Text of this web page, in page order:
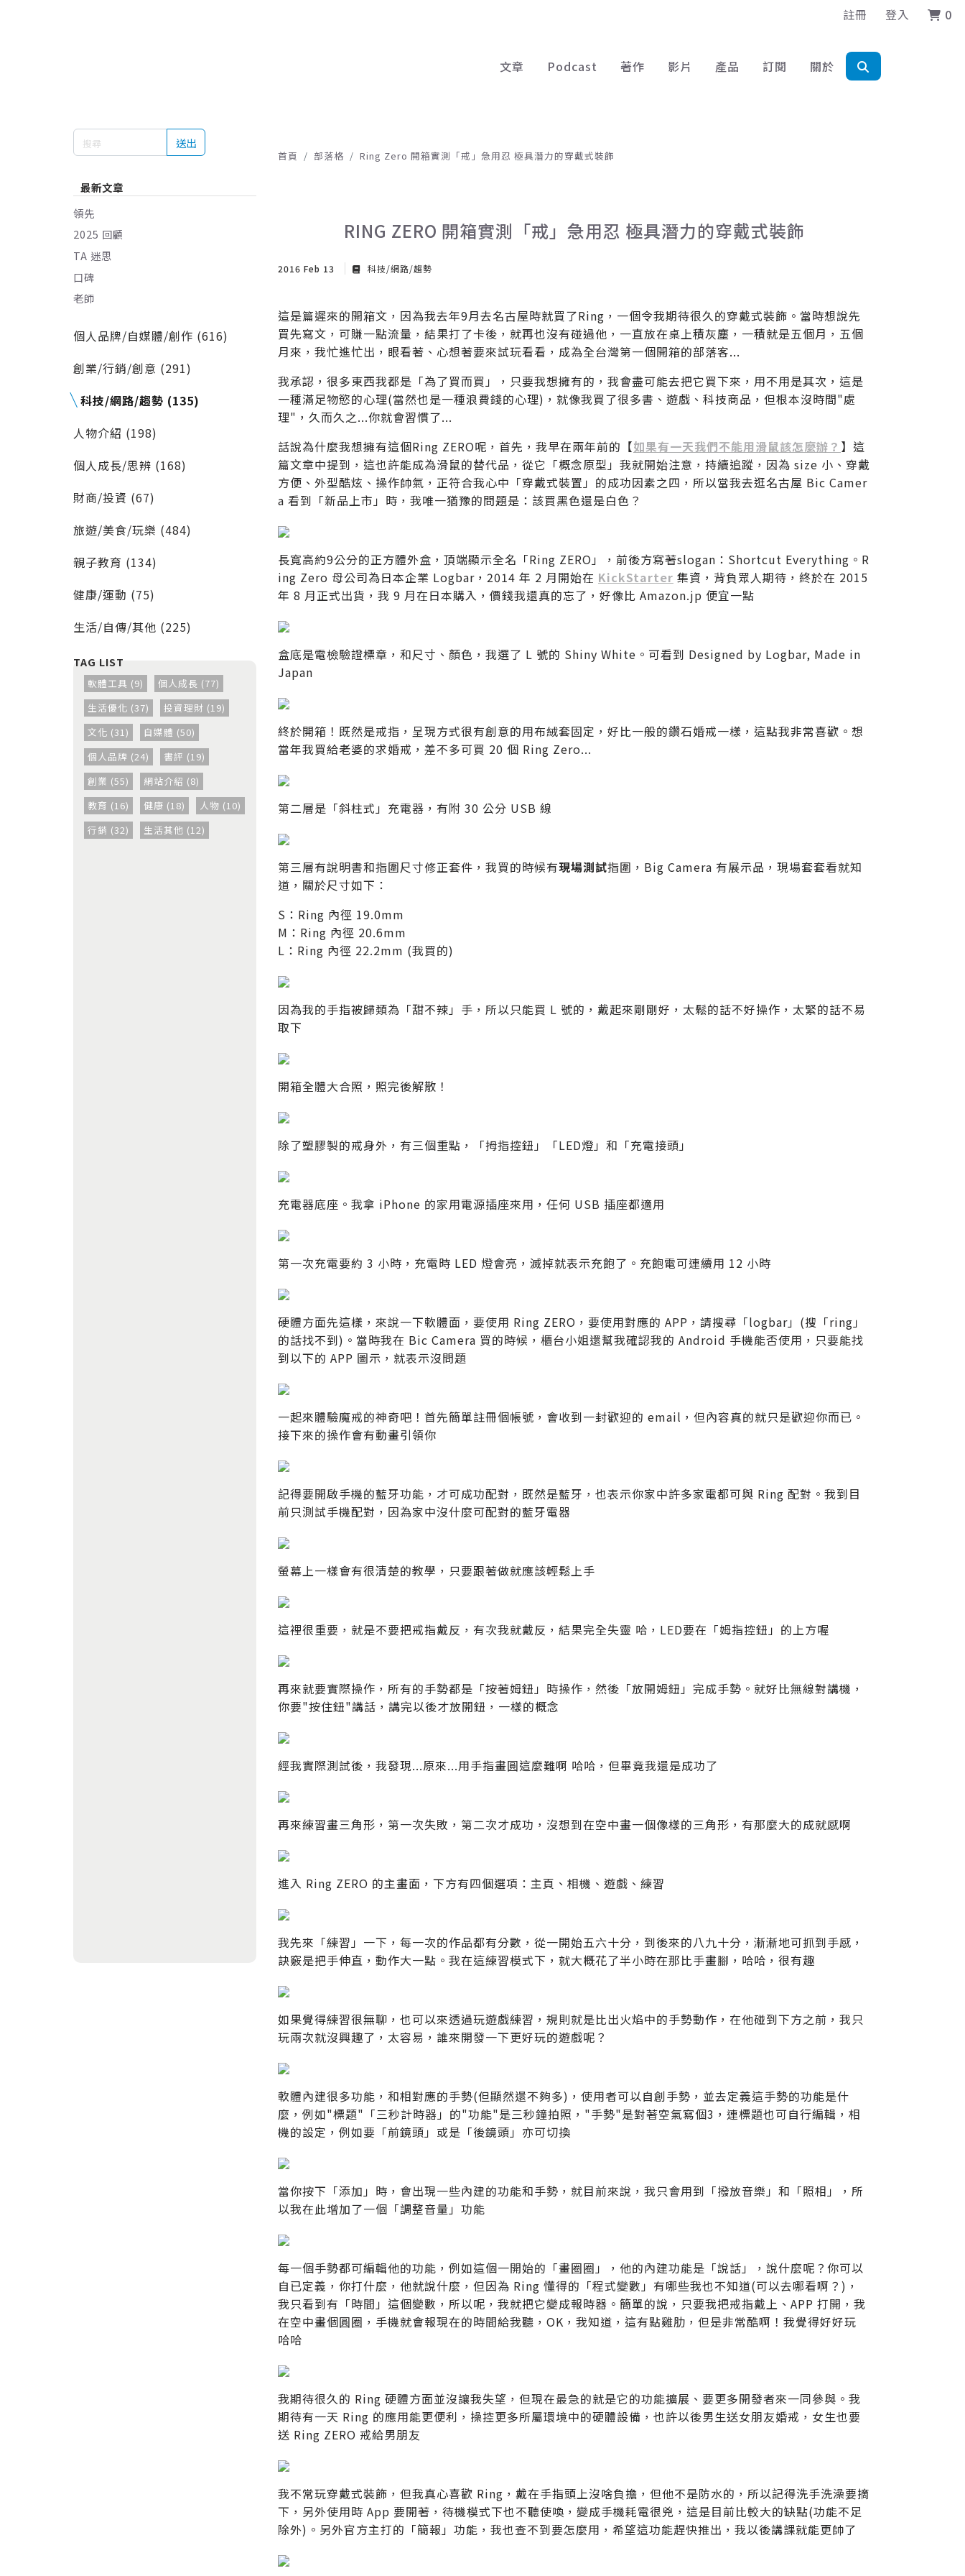
註冊 登入 0
文章 Podcast 著作 影片 產品 訂閱 關於
送出
最新文章
領先
2025 回顧
TA 迷思
口碑
老師
個人品牌/自媒體/創作 (616)
創業/行銷/創意 (291)
科技/網路/趨勢 (135)
人物介紹 (198)
個人成長/思辨 (168)
財商/投資 (67)
旅遊/美食/玩樂 (484)
親子教育 (134)
健康/運動 (75)
生活/自傳/其他 (225)
軟體工具 (9)
個人成長 (77)
生活優化 (37)
投資理財 (19)
文化 (31)
自媒體 (50)
個人品牌 (24)
書評 (19)
創業 (55)
網站介紹 (8)
教育 (16)
健康 (18)
人物 (10)
行銷 (32)
生活其他 (12)
首頁 部落格 Ring Zero 開箱實測「戒」急用忍 極具潛力的穿戴式裝飾
RING ZERO 開箱實測「戒」急用忍 極具潛力的穿戴式裝飾
2016 Feb 13 科技/網路/趨勢
這是篇遲來的開箱文，因為我去年9月去名古屋時就買了Ring，一個令我期待很久的穿戴式裝飾。當時想說先
買先寫文，可賺一點流量，結果打了卡後，就再也沒有碰過他，一直放在桌上積灰塵，一積就是五個月，五個
月來，我忙進忙出，眼看著、心想著要來試玩看看，成為全台灣第一個開箱的部落客...
我承認，很多東西我都是「為了買而買」，只要我想擁有的，我會盡可能去把它買下來，用不用是其次，這是
一種滿足物慾的心理(當然也是一種浪費錢的心理)，就像我買了很多書、遊戲、科技商品，但根本沒時間"處
理"，久而久之...你就會習慣了...
話說為什麼我想擁有這個Ring ZERO呢，首先，我早在兩年前的【如果有一天我們不能用滑鼠該怎麼辦？ 】這
篇文章中提到，這也許能成為滑鼠的替代品，從它「概念原型」我就開始注意，持續追蹤，因為 size 小、穿戴
方便、外型酷炫、操作帥氣，正符合我心中「穿戴式裝置」的成功因素之四，所以當我去逛名古屋 Bic Camer
a 看到「新品上市」時，我唯一猶豫的問題是：該買黑色還是白色？
長寬高約9公分的正方體外盒，頂端顯示全名「Ring ZERO」，前後方寫著slogan：Shortcut Everything。R
ing Zero 母公司為日本企業 Logbar，2014 年 2 月開始在 KickStarter 集資，背負眾人期待，終於在 2015
年 8 月正式出貨，我 9 月在日本購入，價錢我還真的忘了，好像比 Amazon.jp 便宜一點
盒底是電檢驗證標章，和尺寸、顏色，我選了 L 號的 Shiny White。可看到 Designed by Logbar, Made in
Japan
終於開箱！既然是戒指，呈現方式很有創意的用布絨套固定，好比一般的鑽石婚戒一樣，這點我非常喜歡。想
當年我買給老婆的求婚戒，差不多可買 20 個 Ring Zero...
第二層是「斜柱式」充電器，有附 30 公分 USB 線
第三層有說明書和指圍尺寸修正套件，我買的時候有現場測試指圍，Big Camera 有展示品，現場套套看就知
道，關於尺寸如下：
S：Ring 內徑 19.0mm
M：Ring 內徑 20.6mm
L：Ring 內徑 22.2mm (我買的)
因為我的手指被歸類為「甜不辣」手，所以只能買 L 號的，戴起來剛剛好，太鬆的話不好操作，太緊的話不易
取下
開箱全體大合照，照完後解散！
除了塑膠製的戒身外，有三個重點，「拇指控鈕」「LED燈」和「充電接頭」
充電器底座。我拿 iPhone 的家用電源插座來用，任何 USB 插座都適用
第一次充電要約 3 小時，充電時 LED 燈會亮，滅掉就表示充飽了。充飽電可連續用 12 小時
硬體方面先這樣，來說一下軟體面，要使用 Ring ZERO，要使用對應的 APP，請搜尋「logbar」(搜「ring」
的話找不到)。當時我在 Bic Camera 買的時候，櫃台小姐還幫我確認我的 Android 手機能否使用，只要能找
到以下的 APP 圖示，就表示沒問題
一起來體驗魔戒的神奇吧！首先簡單註冊個帳號，會收到一封歡迎的 email，但內容真的就只是歡迎你而已。
接下來的操作會有動畫引領你
記得要開啟手機的藍牙功能，才可成功配對，既然是藍牙，也表示你家中許多家電都可與 Ring 配對。我到目
前只測試手機配對，因為家中沒什麼可配對的藍牙電器
螢幕上一樣會有很清楚的教學，只要跟著做就應該輕鬆上手
這裡很重要，就是不要把戒指戴反，有次我就戴反，結果完全失靈 哈，LED要在「姆指控鈕」的上方喔
再來就要實際操作，所有的手勢都是「按著姆鈕」時操作，然後「放開姆鈕」完成手勢。就好比無線對講機，
你要"按住鈕"講話，講完以後才放開鈕，一樣的概念
經我實際測試後，我發現...原來...用手指畫圓這麼難啊 哈哈，但畢竟我還是成功了
再來練習畫三角形，第一次失敗，第二次才成功，沒想到在空中畫一個像樣的三角形，有那麼大的成就感啊
進入 Ring ZERO 的主畫面，下方有四個選項：主頁、相機、遊戲、練習
我先來「練習」一下，每一次的作品都有分數，從一開始五六十分，到後來的八九十分，漸漸地可抓到手感，
訣竅是把手伸直，動作大一點。我在這練習模式下，就大概花了半小時在那比手畫腳，哈哈，很有趣
如果覺得練習很無聊，也可以來透過玩遊戲練習，規則就是比出火焰中的手勢動作，在他碰到下方之前，我只
玩兩次就沒興趣了，太容易，誰來開發一下更好玩的遊戲呢？
軟體內建很多功能，和相對應的手勢(但顯然還不夠多)，使用者可以自創手勢，並去定義這手勢的功能是什
麼，例如"標題"「三秒計時器」的"功能"是三秒鐘拍照，"手勢"是對著空氣寫個3，連標題也可自行編輯，相
機的設定，例如要「前鏡頭」或是「後鏡頭」亦可切換
當你按下「添加」時，會出現一些內建的功能和手勢，就目前來說，我只會用到「撥放音樂」和「照相」，所
以我在此增加了一個「調整音量」功能
每一個手勢都可編輯他的功能，例如這個一開始的「畫圈圈」，他的內建功能是「說話」，說什麼呢？你可以
自已定義，你打什麼，他就說什麼，但因為 Ring 懂得的「程式變數」有哪些我也不知道(可以去哪看啊？)，
我只看到有「時間」這個變數，所以呢，我就把它變成報時器。簡單的說，只要我把戒指戴上、APP 打開，我
在空中畫個圓圈，手機就會報現在的時間給我聽，OK，我知道，這有點雞肋，但是非常酷啊！我覺得好好玩
哈哈
我期待很久的 Ring 硬體方面並沒讓我失望，但現在最急的就是它的功能擴展、要更多開發者來一同參與。我
期待有一天 Ring 的應用能更便利，操控更多所屬環境中的硬體設備，也許以後男生送女朋友婚戒，女生也要
送 Ring ZERO 戒給男朋友
我不常玩穿戴式裝飾，但我真心喜歡 Ring，戴在手指頭上沒啥負擔，但他不是防水的，所以記得洗手洗澡要摘
下，另外使用時 App 要開著，待機模式下也不聽使喚，變成手機耗電很兇，這是目前比較大的缺點(功能不足
除外)。另外官方主打的「簡報」功能，我也查不到要怎麼用，希望這功能趕快推出，我以後講課就能更帥了